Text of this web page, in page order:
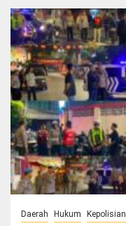
Daerah Hukum Kepolisian